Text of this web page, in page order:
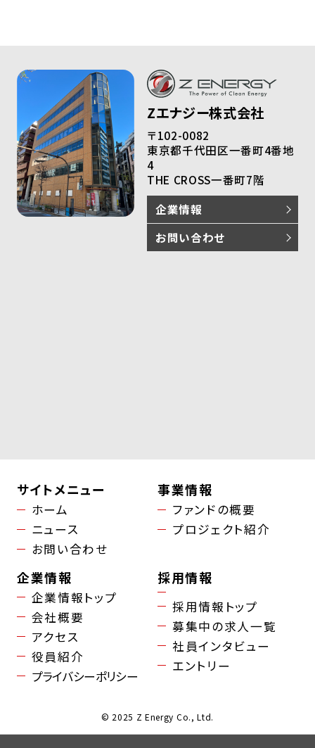
Zエナジー株式会社
〒102-0082
東京都千代田区一番町4番地
4
THE CROSS一番町7階
企業情報
お問い合わせ
サイトメニュー
ホーム
ニュース
お問い合わせ
事業情報
ファンドの概要
プロジェクト紹介
企業情報
企業情報トップ
会社概要
アクセス
役員紹介
プライバシーポリシー
採用情報
採用情報トップ
募集中の求人一覧
社員インタビュー
エントリー
© 2025 Z Energy Co., Ltd.